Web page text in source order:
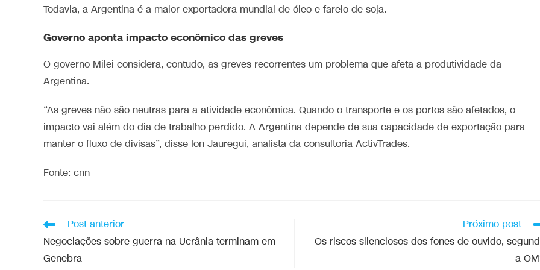
Todavia, a Argentina é a maior exportadora mundial de óleo e farelo de soja.
Governo aponta impacto econômico das greves
O governo Milei considera, contudo, as greves recorrentes um problema que afeta a produtividade da
Argentina.
“As greves não são neutras para a atividade econômica. Quando o transporte e os portos são afetados, o
impacto vai além do dia de trabalho perdido. A Argentina depende de sua capacidade de exportação para
manter o fluxo de divisas”, disse Ion Jauregui, analista da consultoria ActivTrades.
Fonte: cnn
Post anterior
Negociações sobre guerra na Ucrânia terminam em
Genebra
Próximo post
Os riscos silenciosos dos fones de ouvido,
a